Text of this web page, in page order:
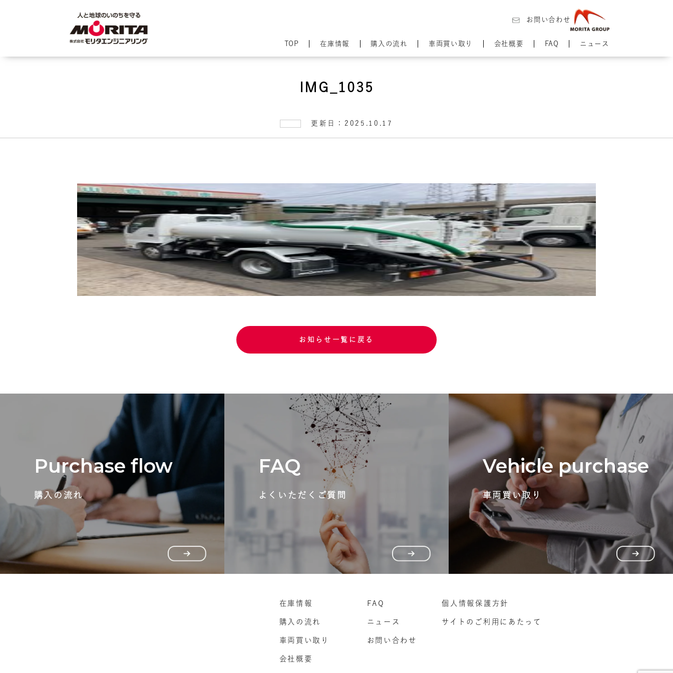
お問い合わせ
TOP 在庫情報 購入の流れ 車両買い取り 会社概要 FAQ ニュース
IMG_1035
更新日：2025.10.17
お知らせ一覧に戻る
Purchase flow
購入の流れ
FAQ
よくいただくご質問
Vehicle purchase
車両買い取り
在庫情報
購入の流れ
車両買い取り
会社概要
FAQ
ニュース
お問い合わせ
個人情報保護方針
サイトのご利用にあたって